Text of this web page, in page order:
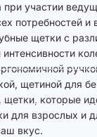
при участии
потребностей и
щетки с
щетиной для
которые
для взрослых и
вкус.